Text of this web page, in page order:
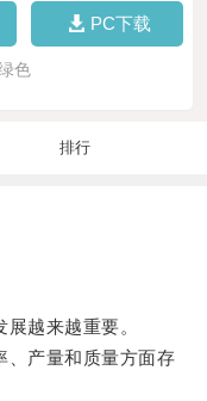
PC下载
色
排行
越来越重要。
产量和质量方面存